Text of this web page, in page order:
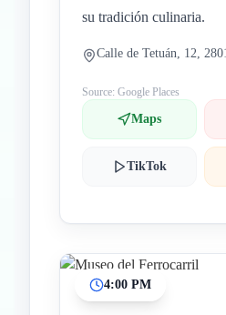
su tradición culinaria.
Calle de Tetuán, 12,
Source: Google Places
Maps
TikTok
4:00 PM